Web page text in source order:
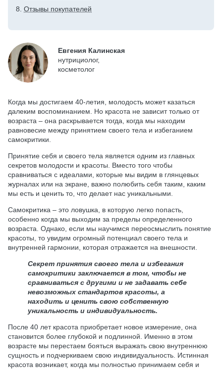
Отзывы покупателей
Евгения Калинская
нутрициолог,
косметолог
Когда мы достигаем 40-летия, молодость может казаться
далеким воспоминанием. Но красота не зависит только от
возраста – она раскрывается тогда, когда мы находим
равновесие между принятием своего тела и избеганием
самокритики.
Принятие себя и своего тела является одним из главных
секретов молодости и красоты. Вместо того чтобы
сравниваться с идеалами, которые мы видим в глянцевых
журналах или на экране, важно полюбить себя таким, каким
мы есть и ценить то, что делает нас уникальными.
Самокритика – это ловушка, в которую легко попасть,
особенно когда мы выходим за пределы определенного
возраста. Однако, если мы научимся переосмыслить понятие
красоты, то увидим огромный потенциал своего тела и
внутренней гармонии, которая отражается на внешности.
Секрет принятия своего тела и избегания
самокритики заключается в том, чтобы не
сравниваться с другими и не задавать себе
невозможных стандартов красоты, а
находить и ценить свою собственную
уникальность и индивидуальность.
После 40 лет красота приобретает новое измерение, она
становится более глубокой и подлинной. Именно в этом
возрасте мы перестаем бояться выражать свою внутреннюю
сущность и подчеркиваем свою индивидуальность. Истинная
красота возникает, когда мы полностью принимаем себя и